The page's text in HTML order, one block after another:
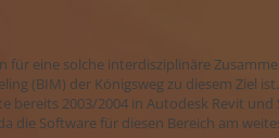
für eine solche interdisziplinäre
(BIM) der Königsweg zu diesem Ziel
bereits 2003/2004 in Autodesk Revit
die Software für diesen Bereich am